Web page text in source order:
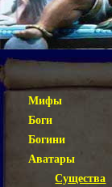
Мифы
Боги
Богини
Аватары
Существа